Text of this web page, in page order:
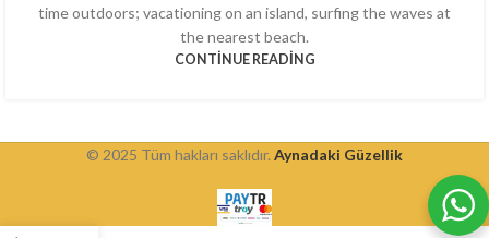
time outdoors; vacationing on an island, surfing the waves at
the nearest beach.
CONTINUE READING
© 2025 Tüm hakları saklıdır. Aynadaki Güzellik